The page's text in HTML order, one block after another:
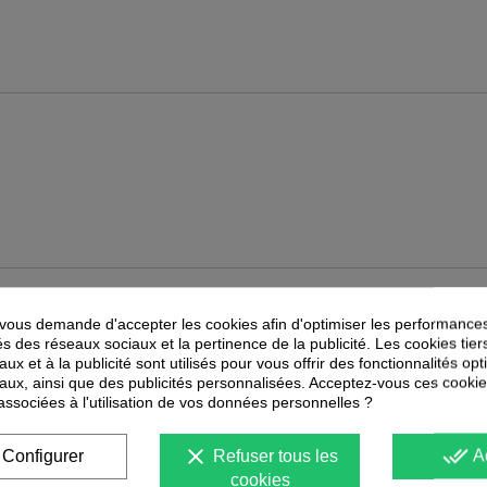
ÉGALEMENT VOUS INTÉRESSER
-40% PROMOTION
-30%
demande d'accepter les cookies afin d'optimiser les
des réseaux sociaux et la pertinence de la publicité. Les cookies
et à la publicité sont utilisés pour vous offrir des fonctionnalités
ainsi que des publicités personnalisées. Acceptez-vous ces
à l'utilisation de vos données personnelles ?
done_all
clear Refuser tous les
cookies
Configurer